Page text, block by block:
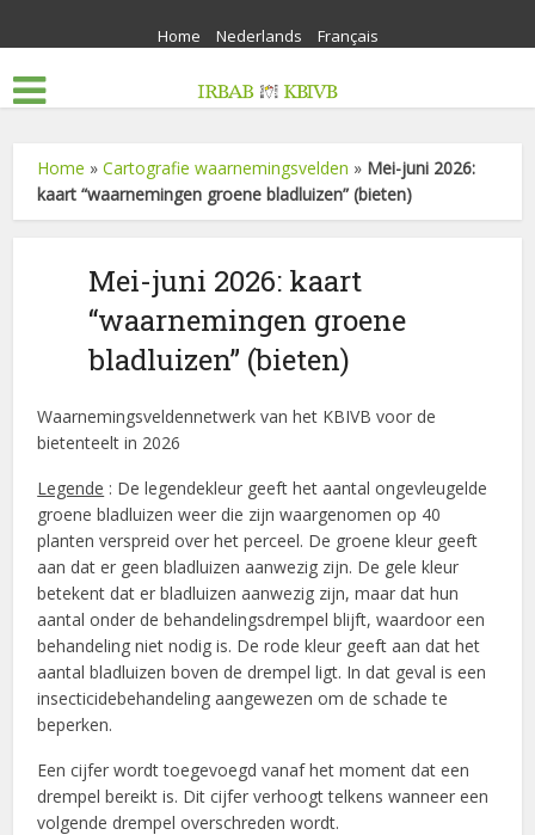
Home Nederlands Français
Home »Cartografie waarnemingsvelden » Mei-juni 2026:
kaart “waarnemingen groene bladluizen” (bieten)
Mei-juni 2026: kaart
“waarnemingen groene
bladluizen” (bieten)
Waarnemingsveldennetwerk van het KBIVB voor de
bietenteelt in 2026
Legende : De legendekleur geeft het aantal ongevleugelde
groene bladluizen weer die zijn waargenomen op 40
planten verspreid over het perceel. De groene kleur geeft
aan dat er geen bladluizen aanwezig zijn. De gele kleur
betekent dat er bladluizen aanwezig zijn, maar dat hun
aantal onder de behandelingsdrempel blijft, waardoor een
behandeling niet nodig is. De rode kleur geeft aan dat het
aantal bladluizen boven de drempel ligt. In dat geval is een
insecticidebehandeling aangewezen om de schade te
beperken.
Een cijfer wordt toegevoegd vanaf het moment dat een
drempel bereikt is. Dit cijfer verhoogt telkens wanneer een
volgende drempel overschreden wordt.